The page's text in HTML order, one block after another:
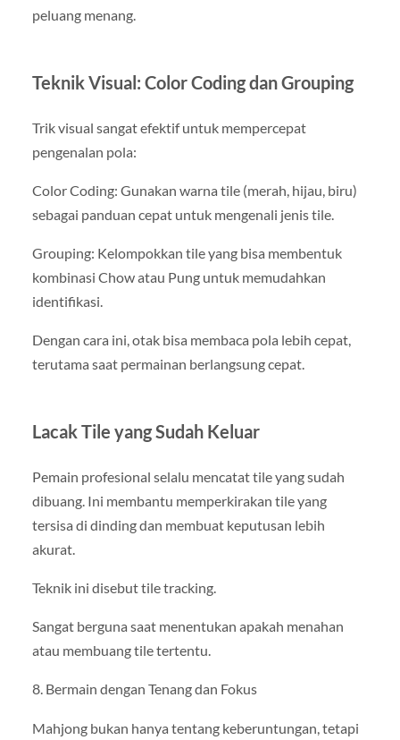
peluang menang.
Teknik Visual: Color Coding dan Grouping
Trik visual sangat efektif untuk mempercepat
pengenalan pola:
Color Coding: Gunakan warna tile (merah, hijau, biru)
sebagai panduan cepat untuk mengenali jenis tile.
Grouping: Kelompokkan tile yang bisa membentuk
kombinasi Chow atau Pung untuk memudahkan
identifikasi.
Dengan cara ini, otak bisa membaca pola lebih cepat,
terutama saat permainan berlangsung cepat.
Lacak Tile yang Sudah Keluar
Pemain profesional selalu mencatat tile yang sudah
dibuang. Ini membantu memperkirakan tile yang
tersisa di dinding dan membuat keputusan lebih
akurat.
Teknik ini disebut tile tracking.
Sangat berguna saat menentukan apakah menahan
atau membuang tile tertentu.
8. Bermain dengan Tenang dan Fokus
Mahjong bukan hanya tentang keberuntungan, tetapi